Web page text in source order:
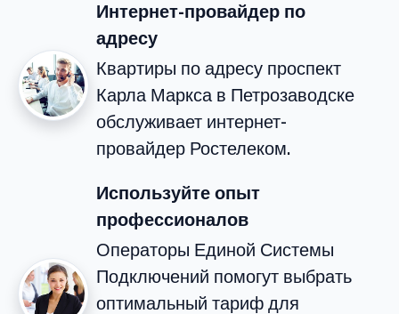
Интернет-провайдер по
адресу
Квартиры по адресу проспект
Карла Маркса в Петрозаводске
обслуживает интернет-
провайдер Ростелеком.
Используйте опыт
профессионалов
Операторы Единой Системы
Подключений помогут выбрать
оптимальный тариф для